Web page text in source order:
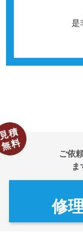
是
ご依
修
積
無料